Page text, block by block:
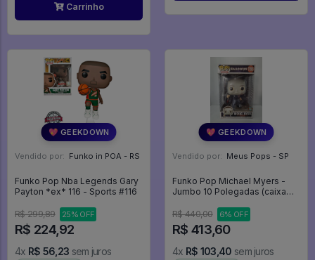
Carrinho
💖 GEEKDOWN
Vendido por: Funko in POA - RS
Funko Pop Nba Legends Gary
Payton *ex* 116 - Sports #116
R$ 299,89 25% OFF
R$ 224,92
4x R$ 56,23 sem juros
💖 GEEKDOWN
Vendido por: Meus Pops - SP
Funko Pop Michael Myers -
Jumbo 10 Polegadas (caixa
R$ 440,00
6% OFF
R$ 413,60
4x R$ 103,40 sem juros